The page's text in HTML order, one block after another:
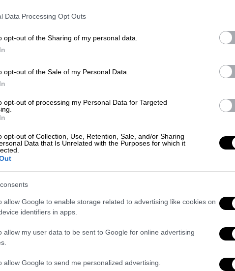
Data Processing Opt Outs
opt-out of the Sharing of my personal data.
opt-out of the Sale of my Personal Data.
opt-out of processing my Personal Data for Targeted
opt-out of Collection, Use, Retention, Sale, and/or Sharing
Data that Is Unrelated with the Purposes for which it
allow Google to enable storage related to advertising like cookies on
identifiers in apps.
allow my user data to be sent to Google for online advertising
allow Google to send me personalized advertising.
Οι κάτοικοι γύρω από τις τρεις
πρωτεύουσας αναπνέουν τη
Κόσμος|28.01.2024 11:22
μεγαλύτερο κρουαζιερόπλοιο του
κόσμου - Ανησυχία για τις
Το πελώριο πλοίο μπορεί να
φιλοξενήσει 8.000 επιβάτες
Κόσμος|09.10.2023 07:50
των αγελάδων να μειώσει τις